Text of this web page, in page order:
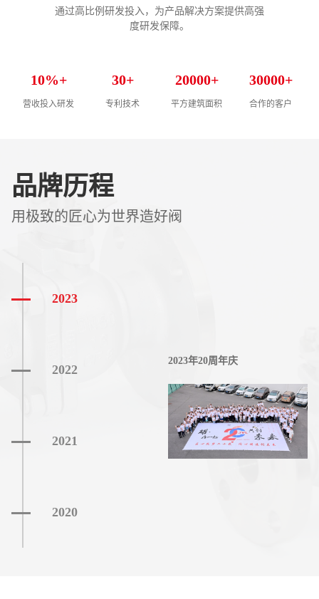
通过高比例研发投入，为产品解决方案提供高强
度研发保障。
10%+
营收投入研发
30+
专利技术
20000+
平方建筑面积
30000+
合作的客户
品牌历程
用极致的匠心为世界造好阀
2023
2022
2021
2020
2023年20周年庆